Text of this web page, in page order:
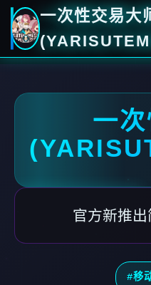
一次性交易大
一
官方新推
#移